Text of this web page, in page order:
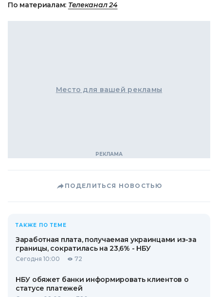
По материалам: Телеканал 24
Место для вашей рекламы
ПОДЕЛИТЬСЯ НОВОСТЬЮ
ТАКЖЕ ПО ТЕМЕ
Заработная плата, получаемая украинцами из-за
границы, сократилась на 23,6% - НБУ
Сегодня 10:00 72
НБУ обяжет банки информировать клиентов о
статусе платежей